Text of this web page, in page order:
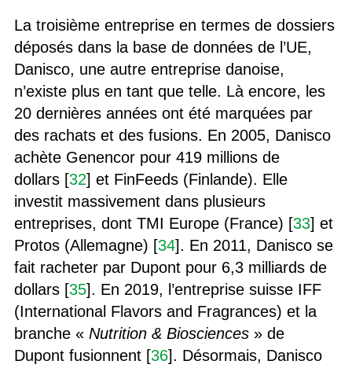
La troisième entreprise en termes de dossiers
déposés dans la base de données de l’UE,
Danisco, une autre entreprise danoise,
n’existe plus en tant que telle. Là encore, les
20 dernières années ont été marquées par
des rachats et des fusions. En 2005, Danisco
achète Genencor pour 419 millions de
dollars [32] et FinFeeds (Finlande). Elle
investit massivement dans plusieurs
entreprises, dont TMI Europe (France) [33] et
Protos (Allemagne) [34]. En 2011, Danisco se
fait racheter par Dupont pour 6,3 milliards de
dollars [35]. En 2019, l’entreprise suisse IFF
(International Flavors and Fragrances) et la
branche « Nutrition & Biosciences» de
Dupont fusionnent [36]. Désormais, Danisco